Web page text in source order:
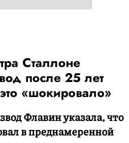
Сталлоне
после 25 лет
«шокировало»
Флавин указала, что
в преднамеренной